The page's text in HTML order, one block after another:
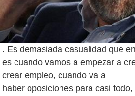
. Es demasiada casualidad que
es cuando vamos a empezar a
crear empleo, cuando va a
haber oposiciones para casi